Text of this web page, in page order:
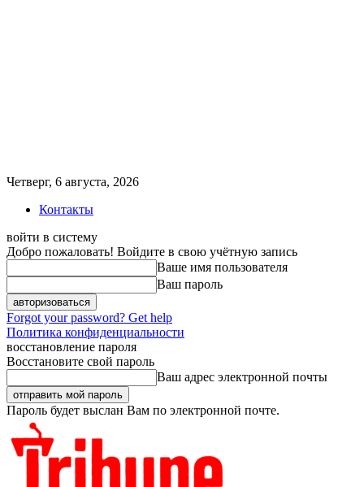
Четверг, 6 августа, 2026
Контакты
войти в систему
Добро пожаловать! Войдите в свою учётную запись
Ваше имя пользователя
Ваш пароль
Forgot your password? Get help
Политика конфиденциальности
восстановление пароля
Восстановите свой пароль
Ваш адрес электронной почты
Пароль будет выслан Вам по электронной почте.